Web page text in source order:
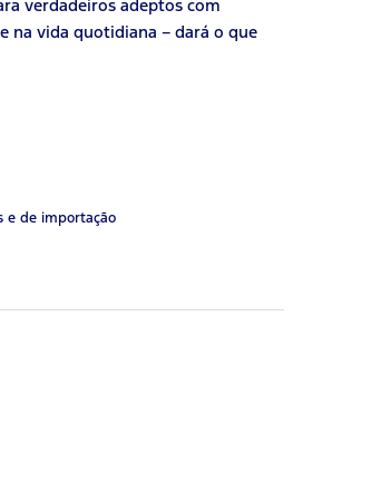
verdadeiros adeptos com
na vida quotidiana – dará o que
e de importação